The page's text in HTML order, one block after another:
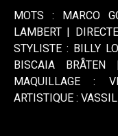
MOTS : MARCO
LAMBERT |
STYLISTE : BILLY
BISCAIA
MAQUILLAGE :
ARTISTIQUE :